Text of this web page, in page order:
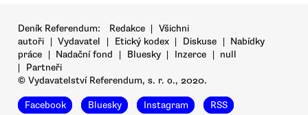
Deník Referendum: Redakce | Všichni
autoři | Vydavatel | Etický kodex | Diskuse | Nabídky
práce | Nadační fond | Bluesky | Inzerce | null
|
Partneři
© Vydavatelství Referendum, s. r. o., 2020.
Facebook Bluesky Instagram RSS